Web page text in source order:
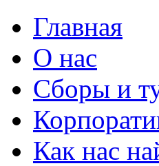
Главная
О нас
Сборы и
Как нас